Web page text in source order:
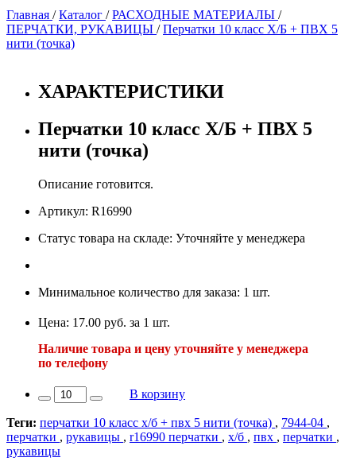
Главная /Каталог /РАСХОДНЫЕ МАТЕРИАЛЫ /
ПЕРЧАТКИ, РУКАВИЦЫ /Перчатки 10 класс Х/Б + ПВХ 5
нити (точка)
ХАРАКТЕРИСТИКИ
Перчатки 10 класс Х/Б + ПВХ 5
нити (точка)
Описание готовится.
Артикул: R16990
Статус товара на складе: Уточняйте у менеджера
Минимальное количество для заказа: 1 шт.
Цена: 17.00 руб. за 1 шт.
Наличие товара и цену уточняйте у менеджера
по телефону
В корзину
Теги: перчатки 10 класс х/б + пвх 5 нити (точка) , 7944-04 ,
перчатки , рукавицы , r16990 перчатки , х/б , пвх , перчатки ,
рукавицы